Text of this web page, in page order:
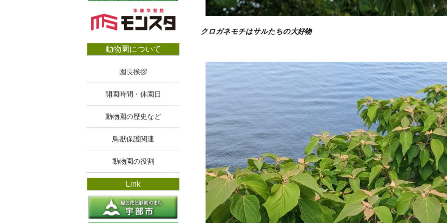
クロガネモチはサルたちの大好物
動物園について
園長挨拶
開園時間・休園日
動物園の歴史など
鳥獣保護関連
動物園の役割
Link